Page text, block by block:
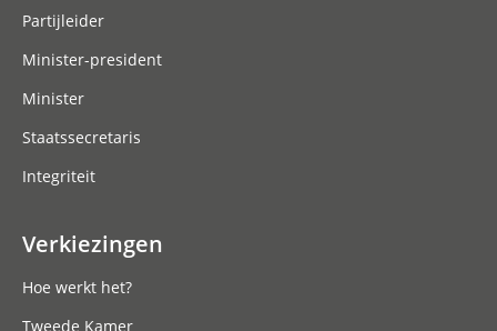
Partijleider
Minister-president
Minister
Staatssecretaris
Integriteit
Verkiezingen
Hoe werkt het?
Tweede Kamer